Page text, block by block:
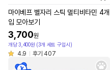
마이베프 별자리 스틱 멀티비타민 4개
입 모아보기
3,700원
개당 3,400원 (3개 세트 구입시)
4.9 후기 407